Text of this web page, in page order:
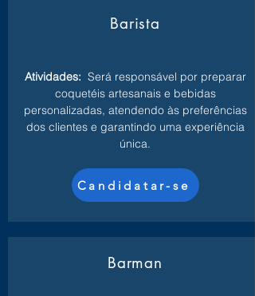
Barista
Atividades: Será responsável por preparar
coquetéis artesanais e bebidas
personalizadas, atendendo às preferências
dos clientes e garantindo uma experiência
única.
Candidatar-se
Barman